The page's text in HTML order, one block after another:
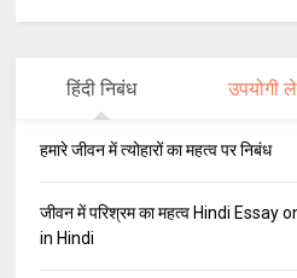
हिंदी निबंध उपयोगी
हमारे जीवन में त्योहारों का महत्व पर निबंध
जीवन में परिश्रम का महत्व Hindi
in Hindi